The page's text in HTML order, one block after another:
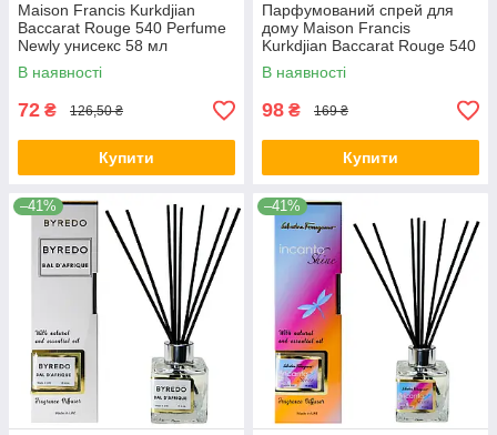
Maison Francis Kurkdjian
Baccarat Rouge 540 Perfume
Newly унисекс 58 мл
В наявності
72 ₴ 126,50 ₴
Купити
Парфумований спрей для
дому Maison Francis
Kurkdjian Baccarat Rouge 540
Brand Collection 275 мл
В наявності
98 ₴ 169 ₴
Купити
–41% –41%